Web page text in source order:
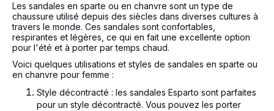
Les sandales en sparte ou en chanvre sont un type de
chaussure utilisé depuis des siècles dans diverses cultures à
travers le monde. Ces sandales sont confortables,
respirantes et légères, ce qui en fait une excellente option
pour l'été et à porter par temps chaud.
Voici quelques utilisations et styles de sandales en sparte ou
en chanvre pour femme :
Style décontracté : les sandales Esparto sont parfaites
pour un style décontracté. Vous pouvez les porter